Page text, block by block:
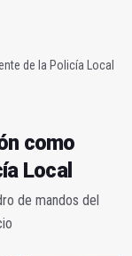
de la Policía Local
como
Local
de mandos del